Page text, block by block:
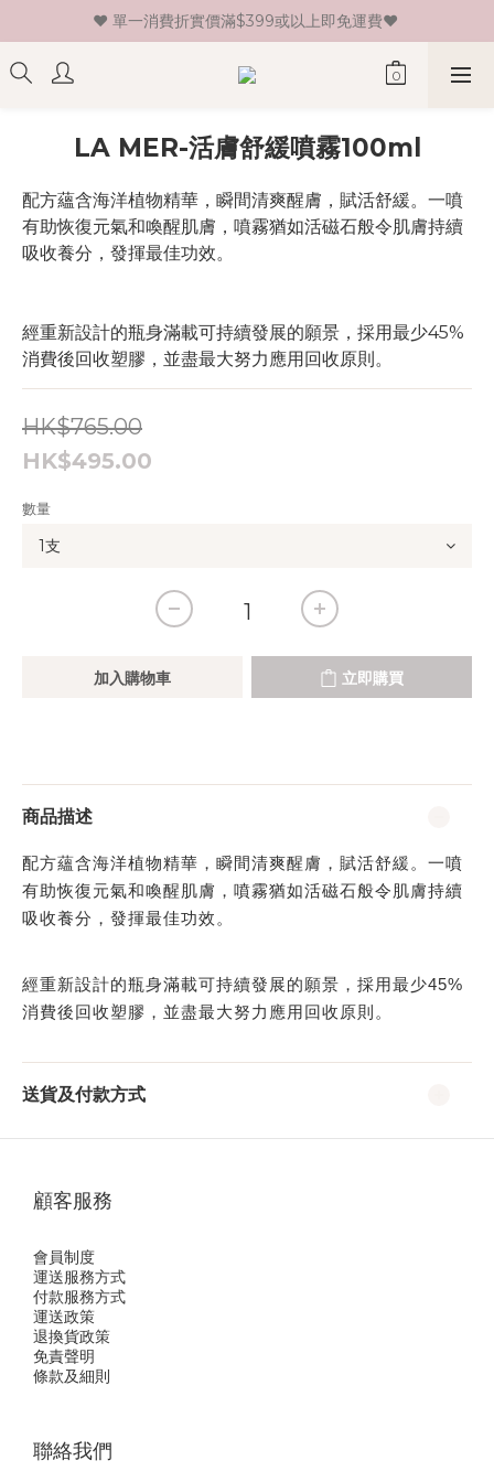
♥ 新會員登記即送HK$30 現金卷♥
♥ 單一消費折實價滿$399或以上即免運費♥
♥ 新會員登記即送HK$30 現金卷♥
LA MER-活膚舒緩噴霧100ml
配方蘊含海洋植物精華，瞬間清爽醒膚，賦活舒緩。一噴
有助恢復元氣和喚醒肌膚，噴霧猶如活磁石般令肌膚持續
吸收養分，發揮最佳功效。
經重新設計的瓶身滿載可持續發展的願景，採用最少45%
消費後回收塑膠，並盡最大努力應用回收原則。
HK$765.00
HK$495.00
數量
加入購物車 立即購買
商品描述
配方蘊含海洋植物精華，瞬間清爽醒膚，賦活舒緩。一噴
有助恢復元氣和喚醒肌膚，噴霧猶如活磁石般令肌膚持續
吸收養分，發揮最佳功效。
經重新設計的瓶身滿載可持續發展的願景，採用最少45%
消費後回收塑膠，並盡最大努力應用回收原則。
送貨及付款方式
顧客服務
會員制度
運送服務方式
付款服務方式
運送政策
退換貨政策
免責聲明
條款及細則
聯絡我們